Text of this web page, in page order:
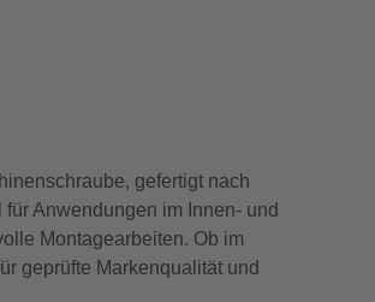
gefertigt nach
Anwendungen im Innen- und
Montagearbeiten. Ob im
geprüfte Markenqualität und